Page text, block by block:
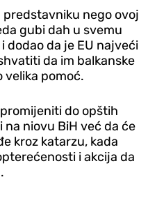
nego ovoj
gubi dah u svemu
dodao da je EU najveći
da im balkanske
velika pomoć.
do opštih
na niovu BiH već da će
kroz katarzu, kada
i akcija da